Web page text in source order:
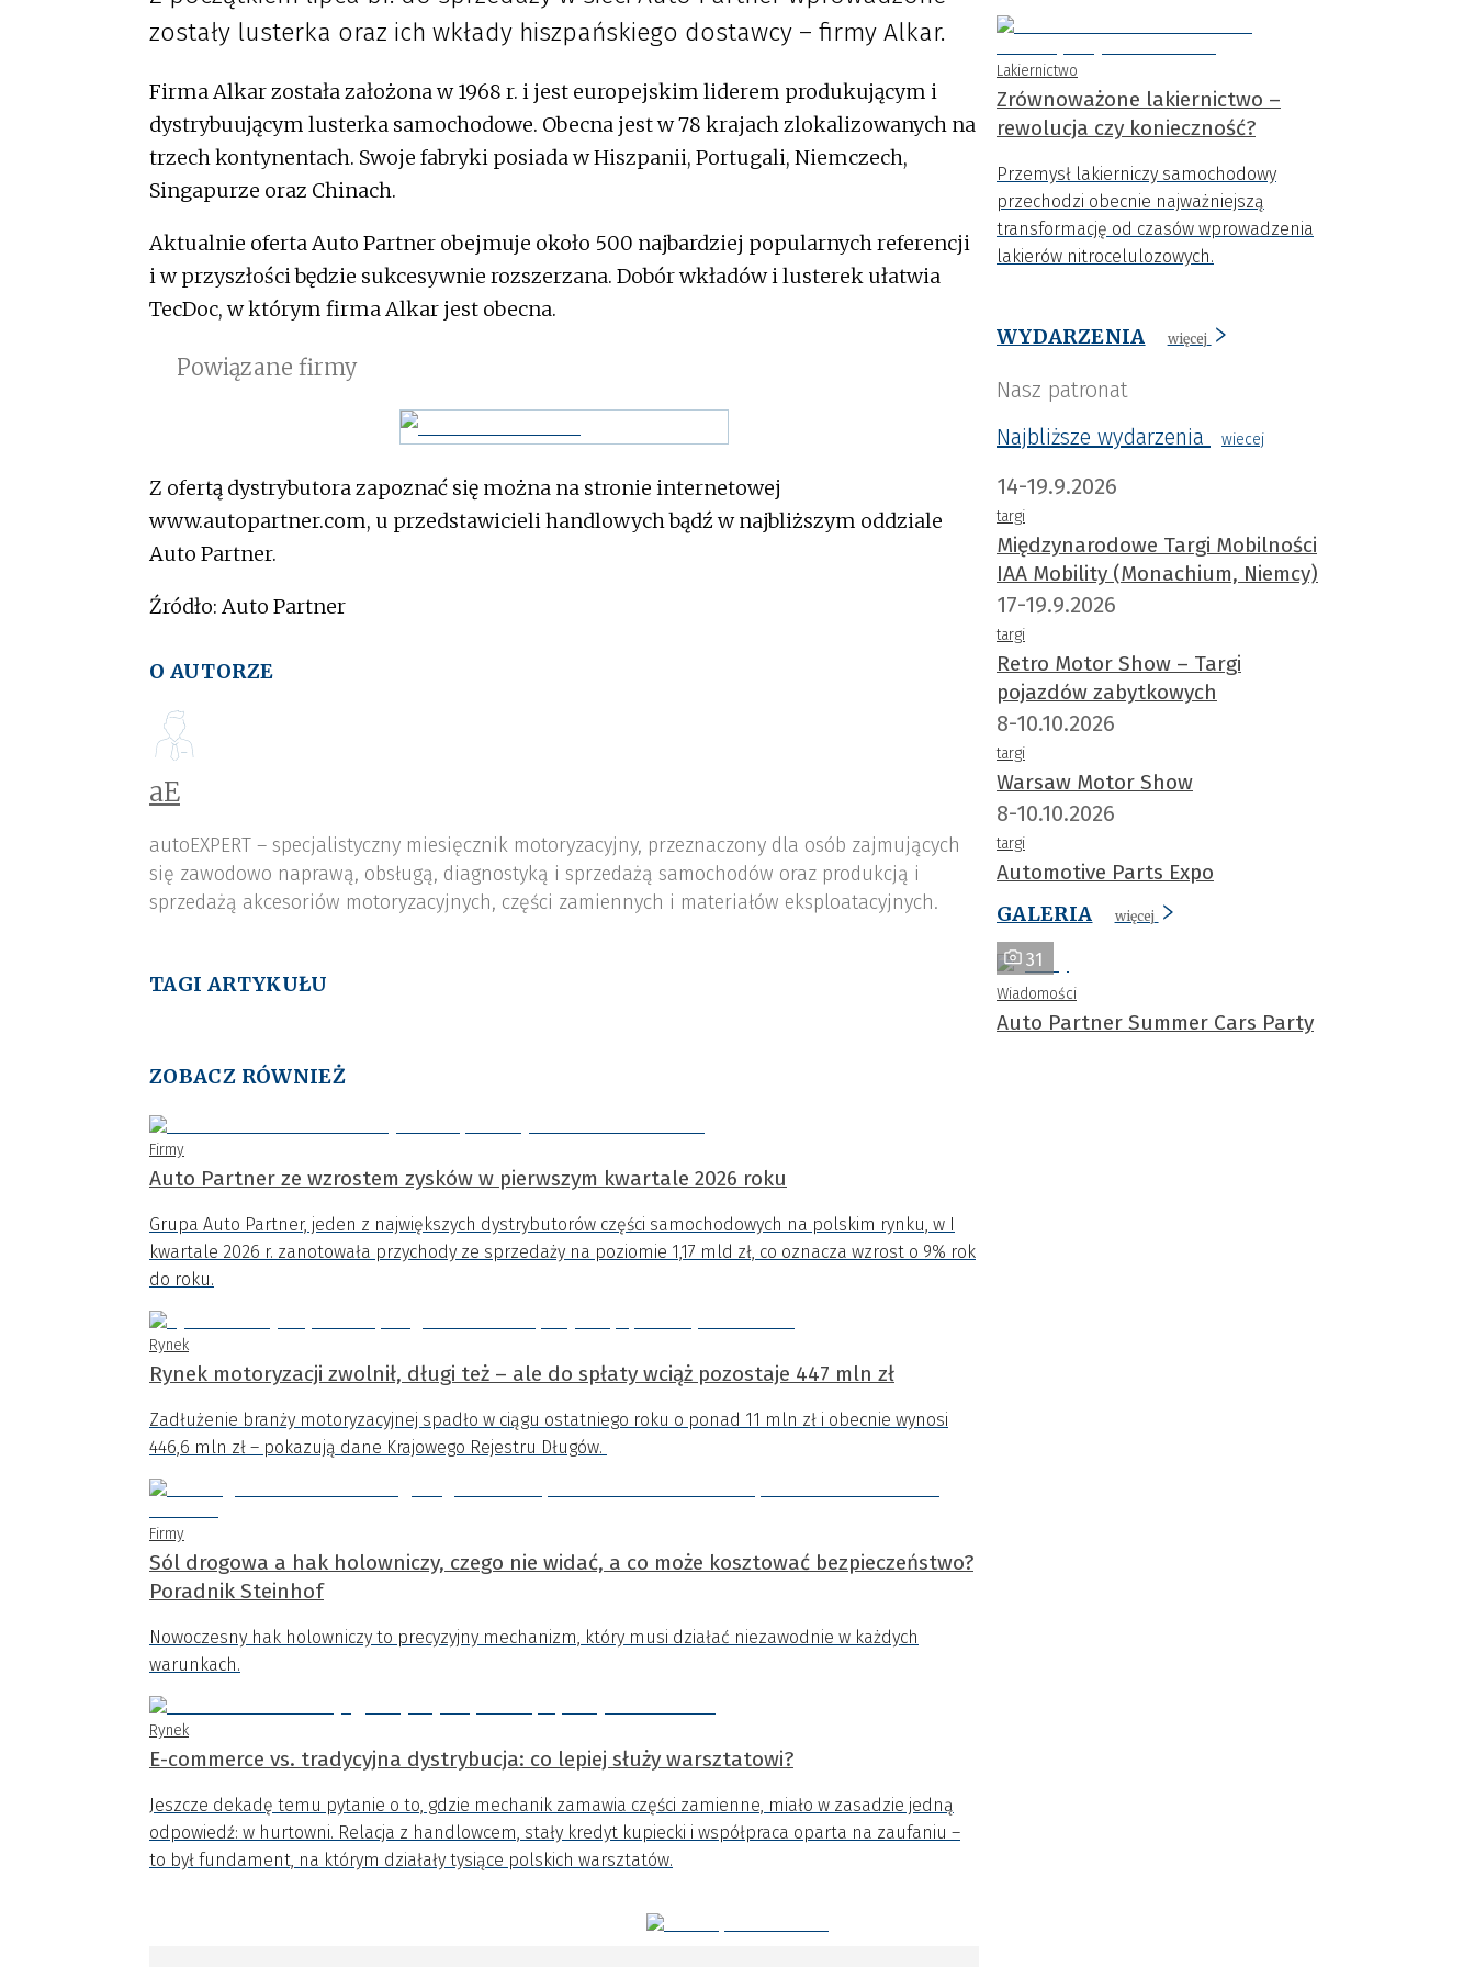
zostały lusterka oraz ich wkłady hiszpańskiego dostawcy – firmy Alkar.
Firma Alkar została założona w 1968 r. i jest europejskim liderem produkującym i
dystrybuującym lusterka samochodowe. Obecna jest w 78 krajach zlokalizowanych na
trzech kontynentach. Swoje fabryki posiada w Hiszpanii, Portugali, Niemczech,
Singapurze oraz Chinach.
Aktualnie oferta Auto Partner obejmuje około 500 najbardziej popularnych referencji
i w przyszłości będzie sukcesywnie rozszerzana. Dobór wkładów i lusterek ułatwia
TecDoc, w którym firma Alkar jest obecna.
Powiązane firmy
Z ofertą dystrybutora zapoznać się można na stronie internetowej
www.autopartner.com, u przedstawicieli handlowych bądź w najbliższym oddziale
Auto Partner.
Źródło: Auto Partner
O AUTORZE
aE
autoEXPERT – specjalistyczny miesięcznik motoryzacyjny, przeznaczony dla osób zajmujących
się zawodowo naprawą, obsługą, diagnostyką i sprzedażą samochodów oraz produkcją i
sprzedażą akcesoriów motoryzacyjnych, części zamiennych i materiałów eksploatacyjnych.
TAGI ARTYKUŁU
ZOBACZ RÓWNIEŻ
Firmy
Auto Partner ze wzrostem zysków w pierwszym kwartale 2026 roku
Grupa Auto Partner, jeden z największych dystrybutorów części samochodowych na polskim rynku, w I
kwartale 2026 r. zanotowała przychody ze sprzedaży na poziomie 1,17 mld zł, co oznacza wzrost o 9% rok
do roku.
Rynek
Rynek motoryzacji zwolnił, długi też – ale do spłaty wciąż pozostaje 447 mln zł
Zadłużenie branży motoryzacyjnej spadło w ciągu ostatniego roku o ponad 11 mln zł i obecnie wynosi
446,6 mln zł – pokazują dane Krajowego Rejestru Długów.
Firmy
Sól drogowa a hak holowniczy, czego nie widać, a co może kosztować bezpieczeństwo?
Poradnik Steinhof
Nowoczesny hak holowniczy to precyzyjny mechanizm, który musi działać niezawodnie w każdych
warunkach.
Rynek
E-commerce vs. tradycyjna dystrybucja: co lepiej służy warsztatowi?
Jeszcze dekadę temu pytanie o to, gdzie mechanik zamawia części zamienne, miało w zasadzie jedną
odpowiedź: w hurtowni. Relacja z handlowcem, stały kredyt kupiecki i współpraca oparta na zaufaniu –
to był fundament, na którym działały tysiące polskich warsztatów.
Lakiernictwo
Zrównoważone lakiernictwo –
rewolucja czy konieczność?
Przemysł lakierniczy samochodowy
przechodzi obecnie najważniejszą
transformację od czasów wprowadzenia
lakierów nitrocelulozowych.
WYDARZENIA więcej
Nasz patronat
Najbliższe wydarzenia
wiecej
14-19.9.2026
targi
Międzynarodowe Targi Mobilności
IAA Mobility (Monachium, Niemcy)
17-19.9.2026
targi
Retro Motor Show – Targi
pojazdów zabytkowych
8-10.10.2026
targi
Warsaw Motor Show
8-10.10.2026
targi
Automotive Parts Expo
GALERIA
więcej
31
Wiadomości
Auto Partner Summer Cars Party